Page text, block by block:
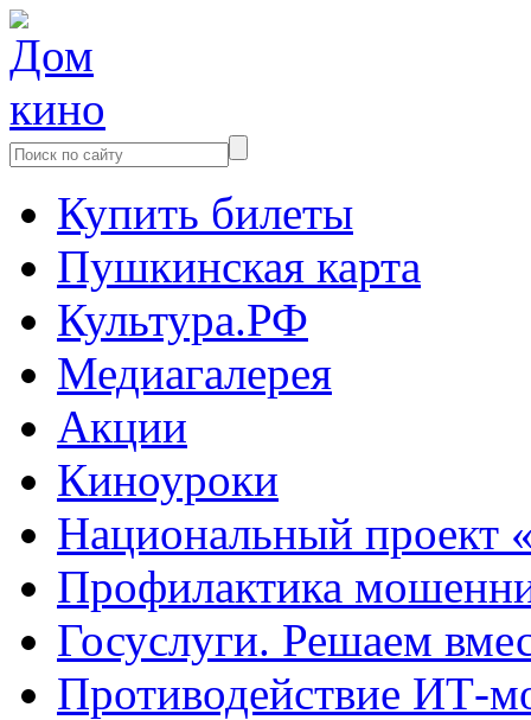
Купить билеты
Пушкинская карта
Культура.РФ
Медиагалерея
Акции
Киноуроки
Национальный проект
Профилактика
Госуслуги. Решаем
Противодействие ИТ-